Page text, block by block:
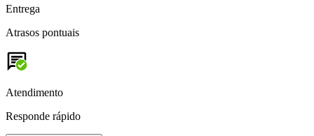
Entrega
Atrasos pontuais
Atendimento
Responde rápido